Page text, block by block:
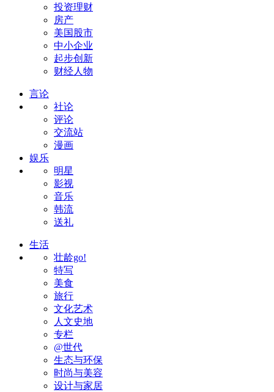
投资理财
房产
美国股市
中小企业
起步创新
财经人物
言论
社论
评论
交流站
漫画
娱乐
明星
影视
音乐
韩流
送礼
生活
壮龄go!
特写
美食
旅行
文化艺术
人文史地
专栏
@世代
生态与环保
时尚与美容
设计与家居